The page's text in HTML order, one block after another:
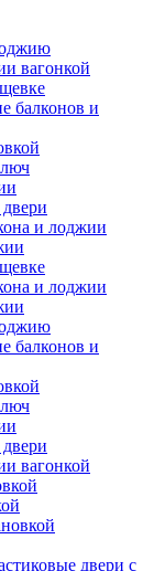
вагонкой
балконов и
и лоджии
и лоджии
балконов и
вагонкой
двери с